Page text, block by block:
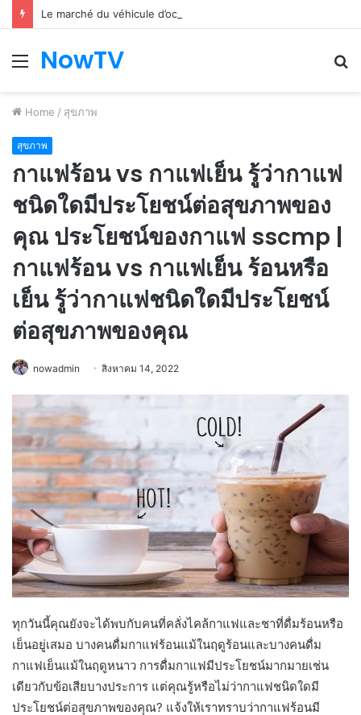
Le marché du véhicule d’occasion en plein essor
Menu
NowTV
Home / สุขภาพ
สุขภาพ
กาแฟร้อน vs กาแฟเย็น รู้ว่ากาแฟ
ชนิดใดมีประโยชน์ต่อสุขภาพของ
คุณ ประโยชน์ของกาแฟ sscmp |
กาแฟร้อน vs กาแฟเย็น ร้อนหรือ
เย็น รู้ว่ากาแฟชนิดใดมีประโยชน์
ต่อสุขภาพของคุณ
nowadmin สิงหาคม 14, 2022
ทุกวันนี้คุณยังจะได้พบกับคนที่คลั่งไคล้กาแฟและชาที่ดื่มร้อนหรือ
เย็นอยู่เสมอ บางคนดื่มกาแฟร้อนแม้ในฤดูร้อนและบางคนดื่ม
กาแฟเย็นแม้ในฤดูหนาว การดื่มกาแฟมีประโยชน์มากมายเช่น
เดียวกับข้อเสียบางประการ แต่คุณรู้หรือไม่ว่ากาแฟชนิดใดมี
ประโยชน์ต่อสุขภาพของคุณ? แจ้งให้เราทราบว่ากาแฟร้อนมี